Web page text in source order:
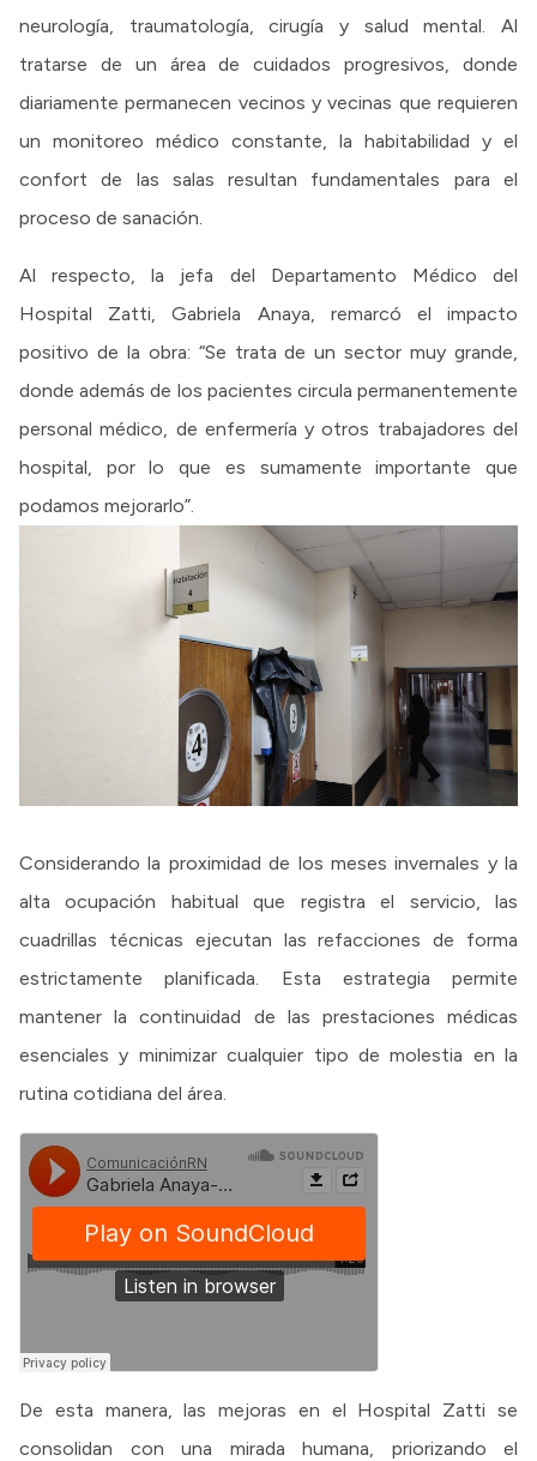
neurología, traumatología, cirugía y salud mental. Al
tratarse de un área de cuidados progresivos, donde
diariamente permanecen vecinos y vecinas que requieren
un monitoreo médico constante, la habitabilidad y el
confort de las salas resultan fundamentales para el
proceso de sanación.
Al respecto, la jefa del Departamento Médico del
Hospital Zatti, Gabriela Anaya, remarcó el impacto
positivo de la obra: “Se trata de un sector muy grande,
donde además de los pacientes circula permanentemente
personal médico, de enfermería y otros trabajadores del
hospital, por lo que es sumamente importante que
podamos mejorarlo”.
Considerando la proximidad de los meses invernales y la
alta ocupación habitual que registra el servicio, las
cuadrillas técnicas ejecutan las refacciones de forma
estrictamente planificada. Esta estrategia permite
mantener la continuidad de las prestaciones médicas
esenciales y minimizar cualquier tipo de molestia en la
rutina cotidiana del área.
De esta manera, las mejoras en el Hospital Zatti se
consolidan con una mirada humana, priorizando el